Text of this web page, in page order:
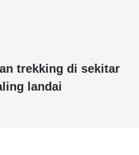
trekking di sekitar
landai